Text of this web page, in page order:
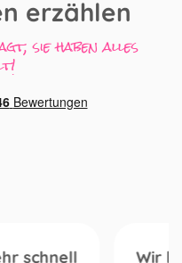
erzählen
sie haben alles
schnell
Wir